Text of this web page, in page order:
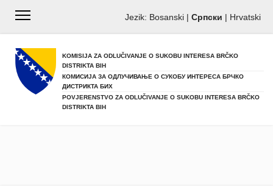
Jezik: Bosanski| Српски | Hrvatski
KOMISIJA ZA ODLUČIVANJE O SUKOBU INTERESA BRČKO
DISTRIKTA BIH
КОМИСИЈА ЗА ОДЛУЧИВАЊЕ О СУКОБУ ИНТЕРЕСА БРЧКО
ДИСТРИКТА БИХ
POVJERENSTVO ZA ODLUČIVANJE O SUKOBU INTERESA BRČKO
DISTRIKTA BIH